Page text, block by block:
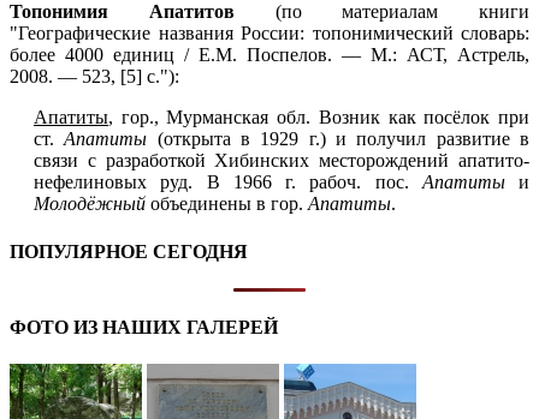
Топонимия Апатитов(по материалам книги
"Географические названия России: топонимический словарь:
более 4000 единиц / Е.М. Поспелов. — М.: АСТ, Астрель,
2008. — 523, [5] с."):
Апатиты, гор., Мурманская обл. Возник как посёлок при
ст.Апатиты (открыта в 1929 г.) и получил развитие в
связи с разработкой Хибинских месторождений апатито-
нефелиновых руд. В 1966 г. рабоч. пос. Апатитыи
Молодёжный объединены в гор. Апатиты.
ПОПУЛЯРНОЕ СЕГОДНЯ
ФОТО ИЗ НАШИХ ГАЛЕРЕЙ